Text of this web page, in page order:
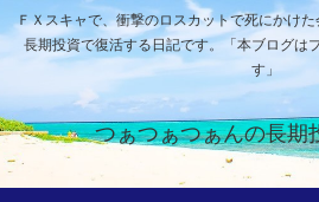
ＦＸスキャで、衝撃のロスカットで死にかけ
長期投資で復活する日記です。「本ブログは
す」
つぁつぁつぁんの長期